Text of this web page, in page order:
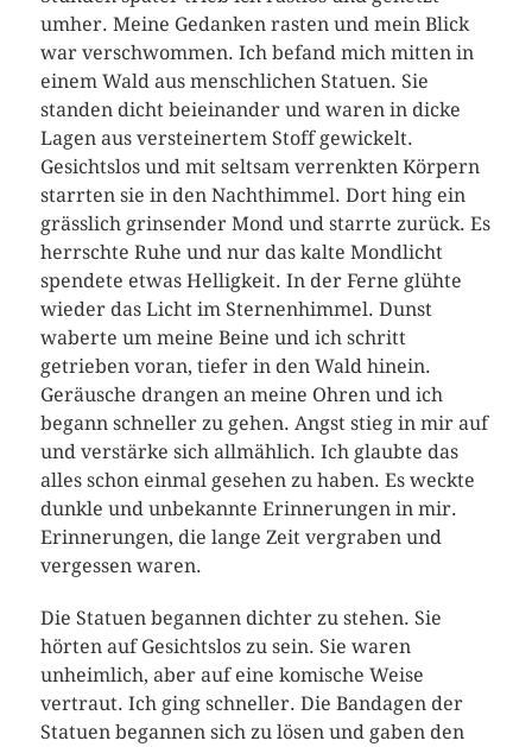
umher. Meine Gedanken rasten und mein Blick
war verschwommen. Ich befand mich mitten in
einem Wald aus menschlichen Statuen. Sie
standen dicht beieinander und waren in dicke
Lagen aus versteinertem Stoff gewickelt.
Gesichtslos und mit seltsam verrenkten Körpern
starrten sie in den Nachthimmel. Dort hing ein
grässlich grinsender Mond und starrte zurück. Es
herrschte Ruhe und nur das kalte Mondlicht
spendete etwas Helligkeit. In der Ferne glühte
wieder das Licht im Sternenhimmel. Dunst
waberte um meine Beine und ich schritt
getrieben voran, tiefer in den Wald hinein.
Geräusche drangen an meine Ohren und ich
begann schneller zu gehen. Angst stieg in mir auf
und verstärke sich allmählich. Ich glaubte das
alles schon einmal gesehen zu haben. Es weckte
dunkle und unbekannte Erinnerungen in mir.
Erinnerungen, die lange Zeit vergraben und
vergessen waren.
Die Statuen begannen dichter zu stehen. Sie
hörten auf Gesichtslos zu sein. Sie waren
unheimlich, aber auf eine komische Weise
vertraut. Ich ging schneller. Die Bandagen der
Statuen begannen sich zu lösen und gaben den